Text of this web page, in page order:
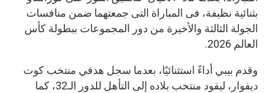
بثنائية نظيفة، فى المباراة التى جمعتهما ضمن منافسات
الجولة الثالثة والأخيرة من دور المجموعات ببطولة كأس
العالم 2026.
وقدم بيبي أداءً استثنائيًا، بعدما سجل هدفي منتخب كوت
ديفوار، ليقود منتخب بلاده إلى التأهل للدور الـ32، كما